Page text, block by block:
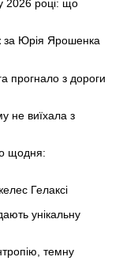
2026 році: що
за Юрія Ярошенка
прогнало з дороги
не виїхала з
щодня:
Гелаксі
унікальну
темну